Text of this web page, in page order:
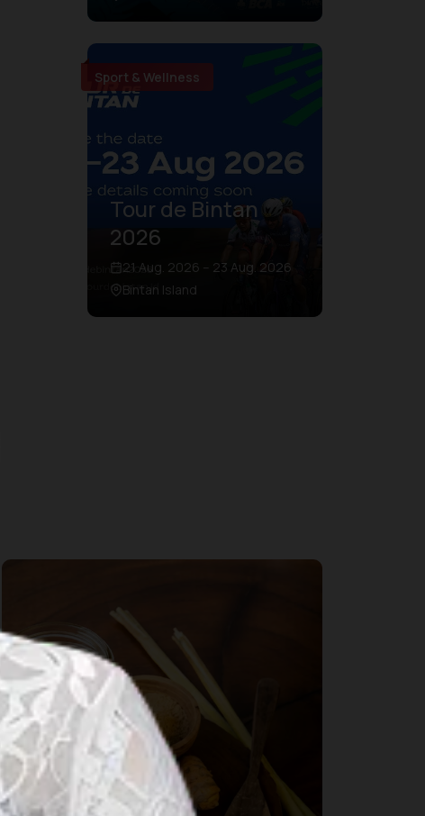
Sport & Wellness
Tour de Bintan
2026
21 Aug. 2026 – 23 Aug. 2026
Bintan Island